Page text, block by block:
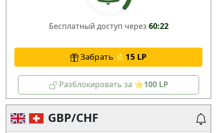
Бесплатный доступ через 60:22
Забрать 15
Разблокировать за 100
GBP/CHF